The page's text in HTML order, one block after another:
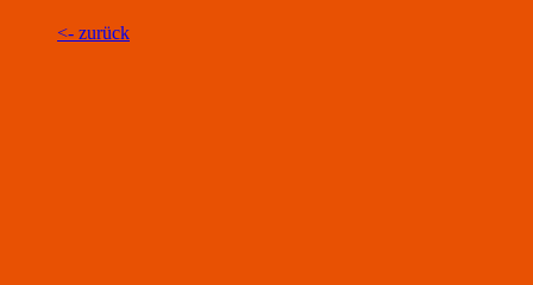
<- zurück